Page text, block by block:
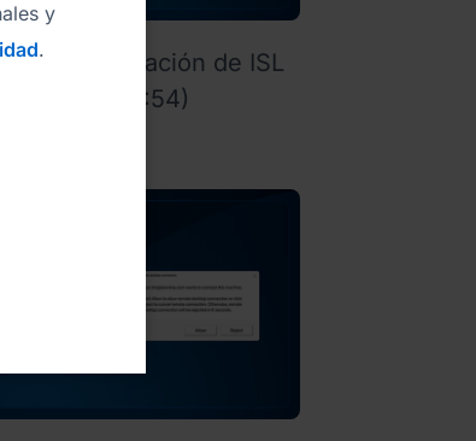
de actualización de ISL
Alwayson (0:54)
y
.